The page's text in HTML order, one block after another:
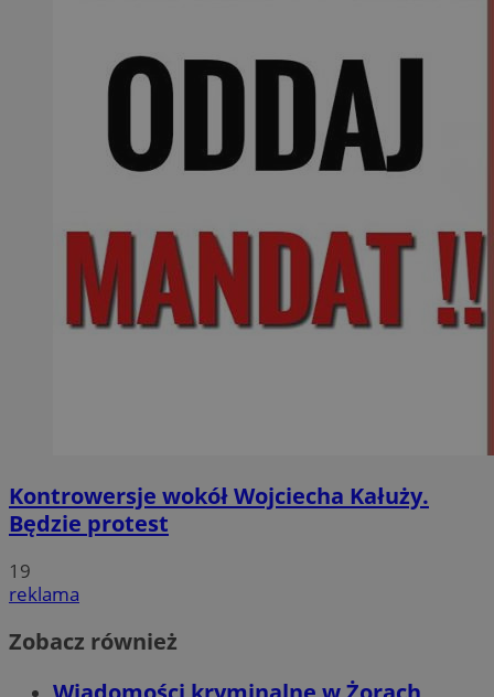
Kontrowersje wokół Wojciecha Kałuży.
Będzie protest
19
reklama
Zobacz również